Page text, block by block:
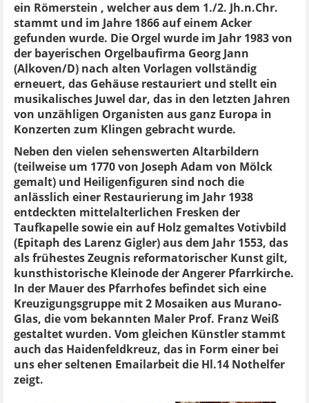
ein Römerstein , welcher aus dem 1./2. Jh.n.Chr.
stammt und im Jahre 1866 auf einem Acker
gefunden wurde. Die Orgel wurde im Jahr 1983 von
der bayerischen Orgelbaufirma Georg Jann
(Alkoven/D) nach alten Vorlagen vollständig
erneuert, das Gehäuse restauriert und stellt ein
musikalisches Juwel dar, das in den letzten Jahren
von unzähligen Organisten aus ganz Europa in
Konzerten zum Klingen gebracht wurde.
Neben den vielen sehenswerten Altarbildern
(teilweise um 1770 von Joseph Adam von Mölck
gemalt) und Heiligenfiguren sind noch die
anlässlich einer Restaurierung im Jahr 1938
entdeckten mittelalterlichen Fresken der
Taufkapelle sowie ein auf Holz gemaltes Votivbild
(Epitaph des Larenz Gigler) aus dem Jahr 1553, das
als frühestes Zeugnis reformatorischer Kunst gilt,
kunsthistorische Kleinode der Angerer Pfarrkirche.
In der Mauer des Pfarrhofes befindet sich eine
Kreuzigungsgruppe mit 2 Mosaiken aus Murano-
Glas, die vom bekannten Maler Prof. Franz Weiß
gestaltet wurden. Vom gleichen Künstler stammt
auch das Haidenfeldkreuz, das in Form einer bei
uns eher seltenen Emailarbeit die Hl.14 Nothelfer
zeigt.